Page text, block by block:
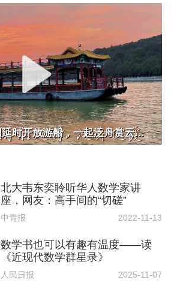
北京多家市属公园延时开放游船，一起泛舟赏云霞！
北大韦东奕聆听华人数学家讲
座，网友：高手间的“切磋”
中青报 2022-11-13
数学书也可以有趣有温度——读
《近现代数学群星录》
人民日报 2025-11-07